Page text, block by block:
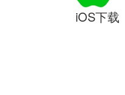
iOS下载